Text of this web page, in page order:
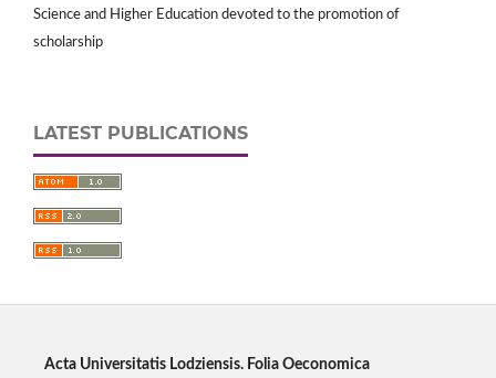
Science and Higher Education devoted to the promotion of
scholarship
LATEST PUBLICATIONS
Acta Universitatis Lodziensis. Folia Oeconomica